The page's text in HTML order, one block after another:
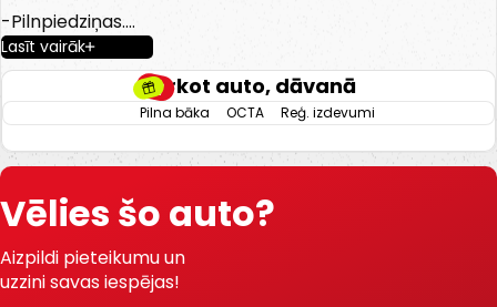
Pērkot auto, dāvanā
Reģ. izdevumi
OCTA
Pilna bāka
-Pilnpiedziņas.
-Elektriski regulējams Recaro ādas
salons.
-El. regulējami, apsildāmi un nolokami
spoguļi.
-Gaisa kondicionieris.
-Kruīza kontrole.
-Start/stop sistēma.
-Lietus sensors.
Lasīt vairāk
Vēlies šo auto?
Aizpildi pieteikumu un
uzzini savas iespējas!